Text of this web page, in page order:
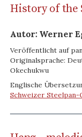
History of the
Autor: Werner
Veröffentlicht auf
Originalsprache:
Okechukwu
Englische
Schweizer Steelpan-